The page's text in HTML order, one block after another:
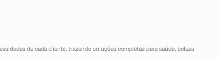
de cada cliente, trazendo soluções completas para saúde, beleza